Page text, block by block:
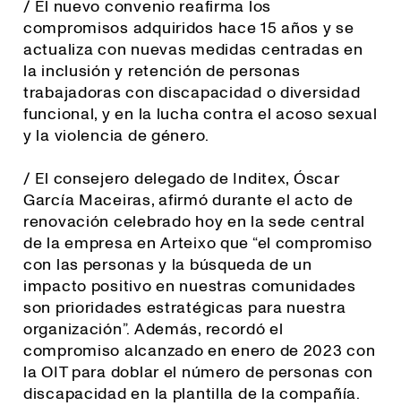
/ El nuevo convenio reafirma los
compromisos adquiridos hace 15 años y se
actualiza con nuevas medidas centradas en
la inclusión y retención de personas
trabajadoras con discapacidad o diversidad
funcional, y en la lucha contra el acoso sexual
y la violencia de género.
/ El consejero delegado de Inditex, Óscar
García Maceiras, afirmó durante el acto de
renovación celebrado hoy en la sede central
de la empresa en Arteixo que “el compromiso
con las personas y la búsqueda de un
impacto positivo en nuestras comunidades
son prioridades estratégicas para nuestra
organización”. Además, recordó el
compromiso alcanzado en enero de 2023 con
la OIT para doblar el número de personas con
discapacidad en la plantilla de la compañía.